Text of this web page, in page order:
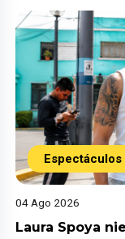
Espectáculos
04 Ago 2026
Laura Spoya